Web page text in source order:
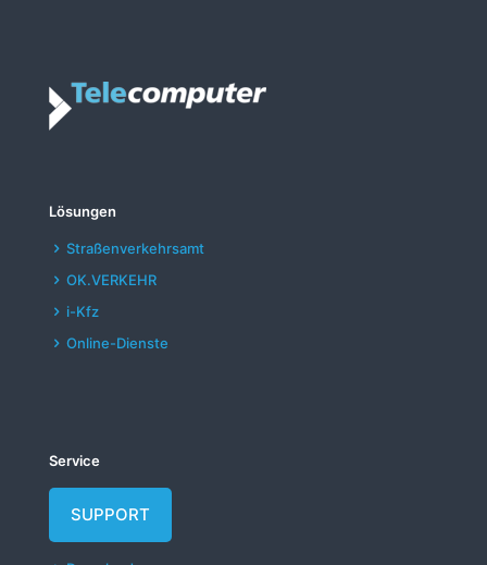
Lösungen
Straßenverkehrsamt
OK.VERKEHR
i-Kfz
Online-Dienste
Service
SUPPORT